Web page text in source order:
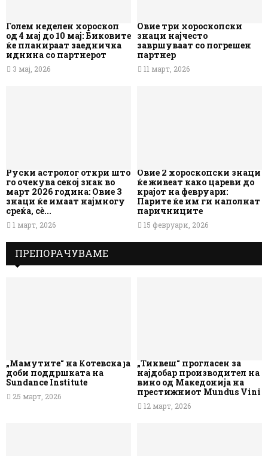
Голем неделен хороскоп
од 4 мај до 10 мај: Биковите
ќе планираат заедничка
иднина со партнерот
3 мај, 2026
Овие три хороскопски
знаци најчесто
завршуваат со погрешен
партнер
11 март, 2026
Руски астролог откри што
го очекува секој знак во
март 2026 година: Овие 3
знаци ќе имаат најмногу
среќа, сè...
1 март, 2026
Овие 2 хороскопски знаци
ќе живеат како цареви до
крајот на февруари:
Парите ќе им ги наполнат
паричниците
15 февруари, 2026
ПРЕПОРАЧУВАМЕ
„Мамутите“ на Котевска ја
доби поддршката на
Sundance Institute
25 март, 2026
„Тиквеш“ прогласен за
најдобар производител на
вино од Македонија на
престижниот Mundus Vini
12 март, 2026